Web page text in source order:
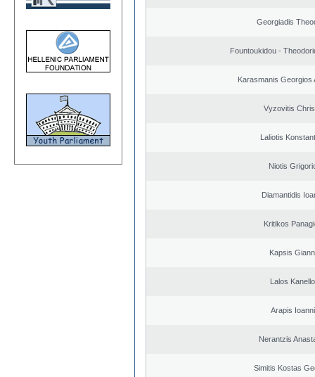
Georgiadis
Fountoukidou -
Karasmanis Georgios
Vyzovitis
Laliotis
Niotis
Diamantidis
Kritikos
Kapsis
Lalos
Arapis
Nerantzis
Simitis Kostas